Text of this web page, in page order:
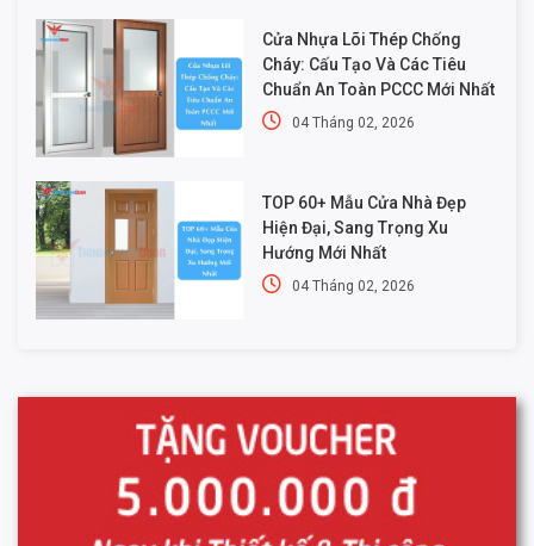
Cửa Nhựa Lõi Thép Chống
Cháy: Cấu Tạo Và Các Tiêu
Chuẩn An Toàn PCCC Mới Nhất
04 Tháng 02, 2026
TOP 60+ Mẫu Cửa Nhà Đẹp
Hiện Đại, Sang Trọng Xu
Hướng Mới Nhất
04 Tháng 02, 2026